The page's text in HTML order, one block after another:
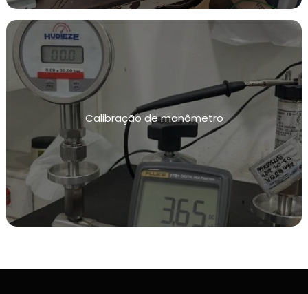
Calibração de manômetro